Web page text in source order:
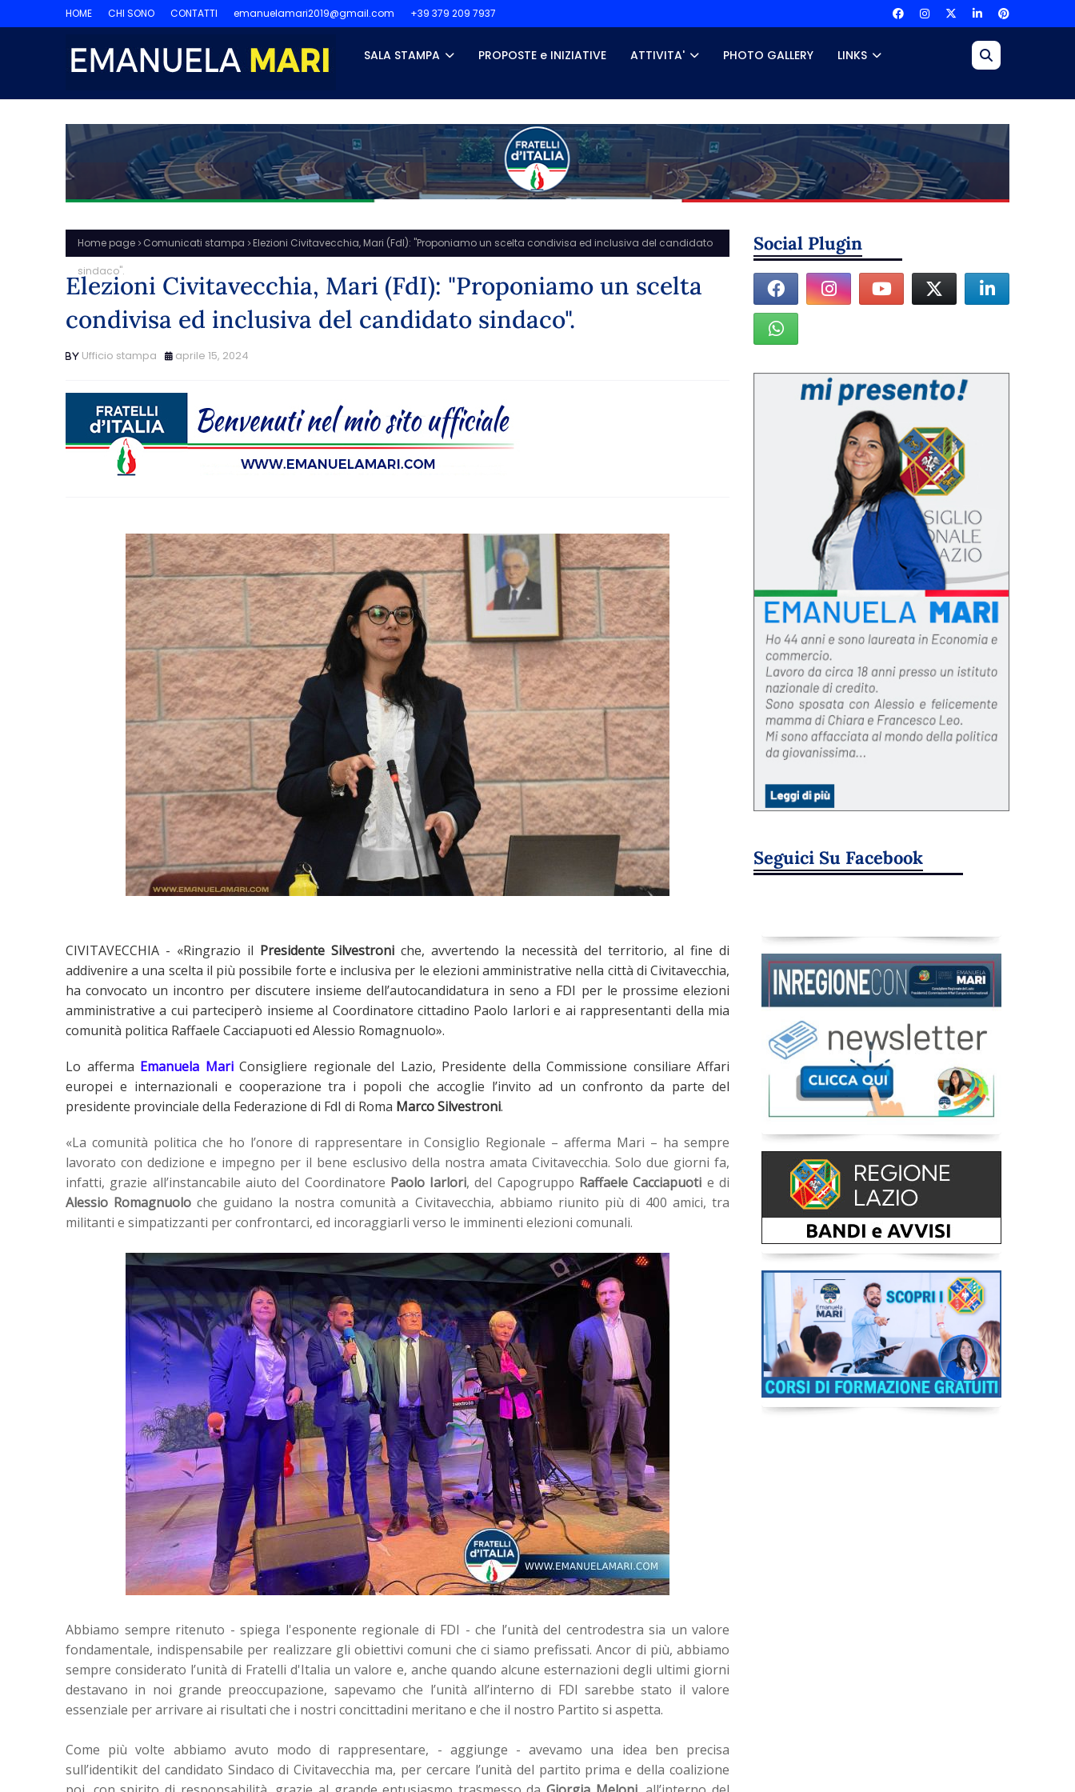
HOME CHI SONO CONTATTI emanuelamari2019@gmail.com +39 379 209 7937
SALA STAMPA PROPOSTE e INIZIATIVE ATTIVITA' PHOTO GALLERY LINKS
Home page Comunicati stampa Elezioni Civitavecchia, Mari (FdI): "Proponiamo un scelta condivisa ed inclusiva del candidato
sindaco".
Elezioni Civitavecchia, Mari (FdI): "Proponiamo un scelta
condivisa ed inclusiva del candidato sindaco".
Ufficio stampa aprile 15, 2024
CIVITAVECCHIA - «Ringrazio il Presidente Silvestroniche, avvertendo la necessità del territorio, al fine di
addivenire a una scelta il più possibile forte e inclusiva per le elezioni amministrative nella città di Civitavecchia,
ha convocato un incontro per discutere insieme dell’autocandidatura in seno a FDI per le prossime elezioni
amministrative a cui parteciperò insieme al Coordinatore cittadino Paolo Iarlori e ai rappresentanti della mia
comunità politica Raffaele Cacciapuoti ed Alessio Romagnuolo».
Lo afferma Emanuela MariConsigliere regionale del Lazio, Presidente della Commissione consiliare Affari
europei e internazionali e cooperazione tra i popoli che accoglie l’invito ad un confronto da parte del
presidente provinciale della Federazione di FdI di Roma Marco Silvestroni.
«La comunità politica che ho l’onore di rappresentare in Consiglio Regionale – afferma Mari – ha sempre
lavorato con dedizione e impegno per il bene esclusivo della nostra amata Civitavecchia. Solo due giorni fa,
infatti, grazie all’instancabile aiuto del Coordinatore Paolo Iarlori, del Capogruppo Raffaele Cacciapuoti e di
Alessio Romagnuolo che guidano la nostra comunità a Civitavecchia, abbiamo riunito più di 400 amici, tra
militanti e simpatizzanti per confrontarci, ed incoraggiarli verso le imminenti elezioni comunali.
Abbiamo sempre ritenuto - spiega l'esponente regionale di FDI - che l’unità del centrodestra sia un valore
fondamentale, indispensabile per realizzare gli obiettivi comuni che ci siamo prefissati. Ancor di più, abbiamo
sempre considerato l’unità di Fratelli d'Italia un valore e, anche quando alcune esternazioni degli ultimi giorni
destavano in noi grande preoccupazione, sapevamo che l’unità all’interno di FDI sarebbe stato il valore
essenziale per arrivare ai risultati che i nostri concittadini meritano e che il nostro Partito si aspetta.
Come più volte abbiamo avuto modo di rappresentare, - aggiunge - avevamo una idea ben precisa
sull’identikit del candidato Sindaco di Civitavecchia ma, per cercare l’unità del partito prima e della coalizione
Social Plugin
Seguici Su Facebook